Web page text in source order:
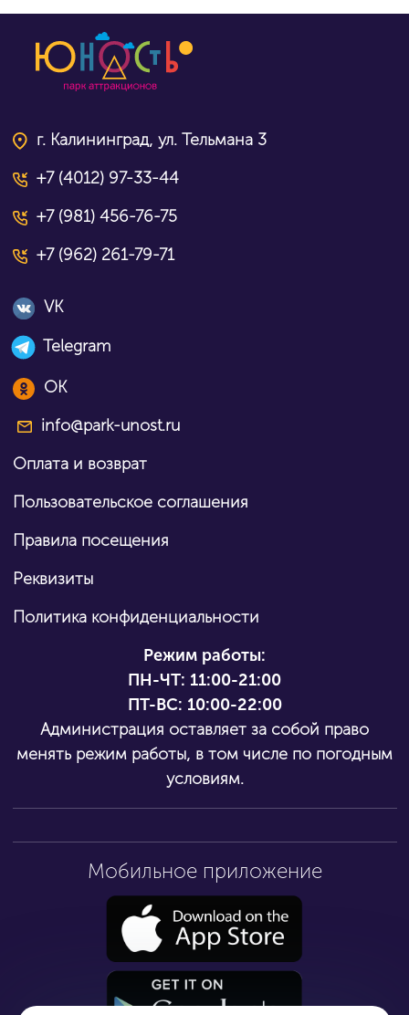
г. Калининград, ул. Тельмана 3
+7 (4012) 97-33-44
+7 (981) 456-76-75
+7 (962) 261-79-71
VK
Telegram
OK
info@park-unost.ru
Оплата и возврат
Пользовательское соглашения
Правила посещения
Реквизиты
Политика конфиденциальности
Режим работы:
ПН-ЧТ: 11:00-21:00
ПТ-ВС: 10:00-22:00
Администрация оставляет за собой право
менять режим работы, в том числе по погодным
условиям.
Мобильное приложение